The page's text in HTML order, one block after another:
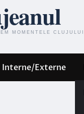
Interne/Externe